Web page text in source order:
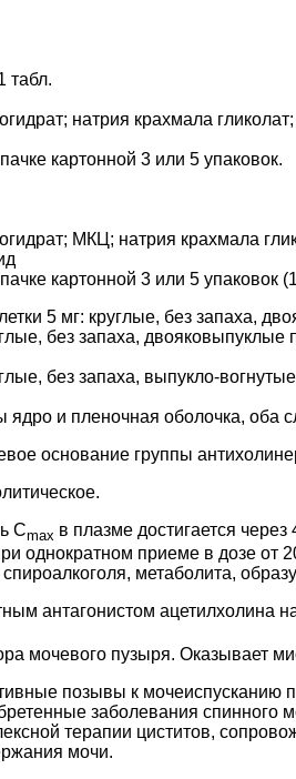
табл.
натрия крахмала
картонной 3 или 5 упаковок.
МКЦ; натрия крахмала
картонной 3 или 5 упаковок
5 мг: круглые, без запаха,
без запаха,
без запаха, выпукло-
и пленочная оболочка, оба
основание группы
Cmax в плазме достигается через
однократном приеме в дозе
метаболита,
антагонистом ацетилхолина
мочевого пузыря. Оказывает
позывы к мочеиспусканию
заболевания спинного
терапии циститов,
мочи.